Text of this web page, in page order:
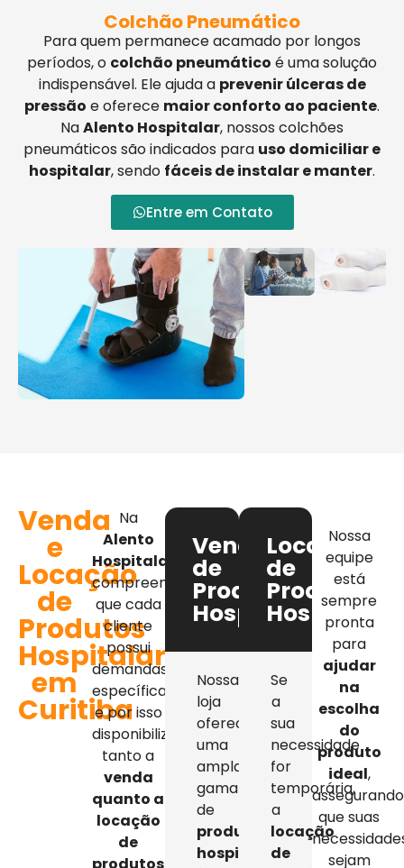
Colchão Pneumático
Para quem permanece acamado por longos
períodos, o colchão pneumático é uma solução
indispensável. Ele ajuda a prevenir úlceras de
pressão e oferece maior conforto ao paciente.
NaAlento Hospitalar, nossos colchões
pneumáticos são indicados para uso domiciliar e
hospitalar, sendo fáceis de instalar e manter.
Entre em Contato
Venda
e
Locação
de
Produtos
Hospitalares
em
Curitiba
Na
Alento
Hospitalar
compreendemos
que cada
cliente
possui
demandas
específicas,
e por isso
disponibilizamos
tanto a
venda
quanto a
locação
de
produtos
Venda
de
Produtos
Hospitalares
Nossa
loja
oferece
uma
ampla
gama
de
produtos
hospitalares
Locação
de
Produtos
Se
a
sua
necessidade
for
temporária,
a
locação
de
Nossa
equipe
está
sempre
pronta
para
ajudar
na
escolha
do
produto
ideal,
assegurando
que suas
sejam